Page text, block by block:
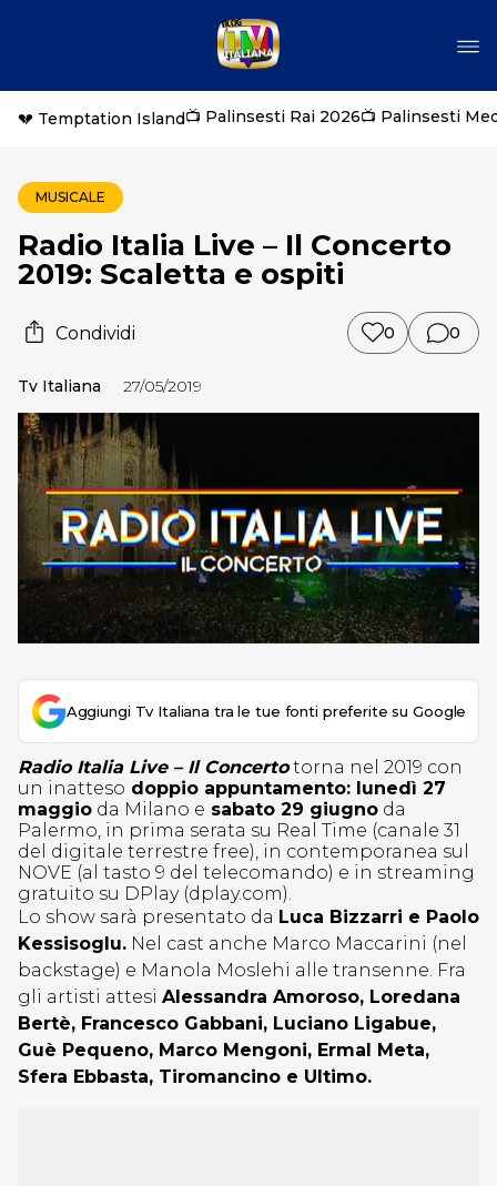
💔 Temptation Island📺 Palinsesti Rai 2026📺 Palinsesti
MUSICALE
Radio Italia Live – Il Concerto
2019: Scaletta e ospiti
Condividi 0 0
Tv Italiana 27/05/2019
Aggiungi Tv Italiana tra le tue fonti preferite su Google
Radio Italia Live – Il Concertotorna nel 2019 con
un inatteso doppio appuntamento: lunedì 27
maggio da Milano e sabato 29 giugno da
Palermo, in prima serata su Real Time (canale 31
del digitale terrestre free), in contemporanea sul
NOVE (al tasto 9 del telecomando) e in streaming
gratuito su DPlay (dplay.com).
Lo show sarà presentato da Luca Bizzarri e Paolo
Kessisoglu. Nel cast anche Marco Maccarini (nel
backstage) e Manola Moslehi alle transenne. Fra
gli artisti attesi Alessandra Amoroso, Loredana
Bertè, Francesco Gabbani, Luciano Ligabue,
Guè Pequeno, Marco Mengoni, Ermal Meta,
Sfera Ebbasta, Tiromancino e Ultimo.